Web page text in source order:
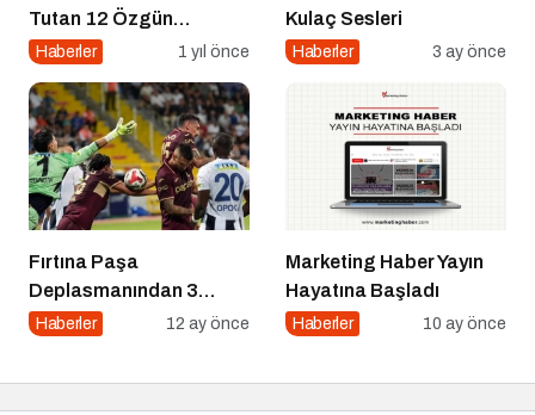
Tutan 12 Özgün
Platform
Haberler 1 yıl önce
Kulaç Sesleri
Haberler 3 ay önce
Fırtına Paşa
Deplasmanından 3
Puanla Ayrıldı
Haberler 12 ay önce
Marketing Haber Yayın
Hayatına Başladı
Haberler 10 ay önce